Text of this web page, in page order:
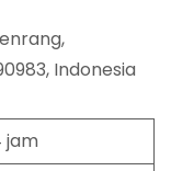
Indonesia
jam